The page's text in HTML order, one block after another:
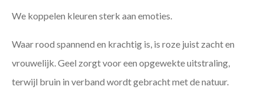
We koppelen kleuren sterk aan emoties.
Waar rood spannend en krachtig is, is roze juist zacht en
vrouwelijk. Geel zorgt voor een opgewekte uitstraling,
terwijl bruin in verband wordt gebracht met de natuur.